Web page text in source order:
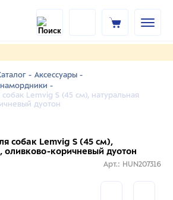
- Аксессуары -
-
Lemvig S (45 см), натуральная
дуотон
собак Lemvig S (45 см),
оливково-коричневый дуотон
Арт.: HUN207316